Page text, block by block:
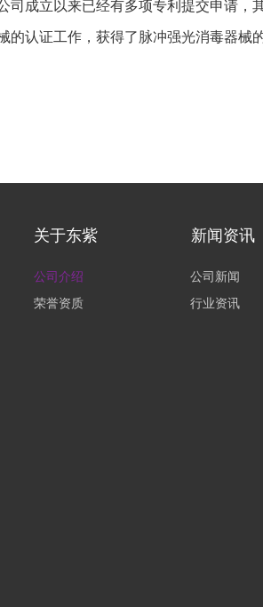
司成立以来已经有多项专利提交申请，
的认证工作，获得了脉冲强光消毒器械
关于东紫 新闻资讯
公司新闻
行业资讯
公司介绍
荣誉资质